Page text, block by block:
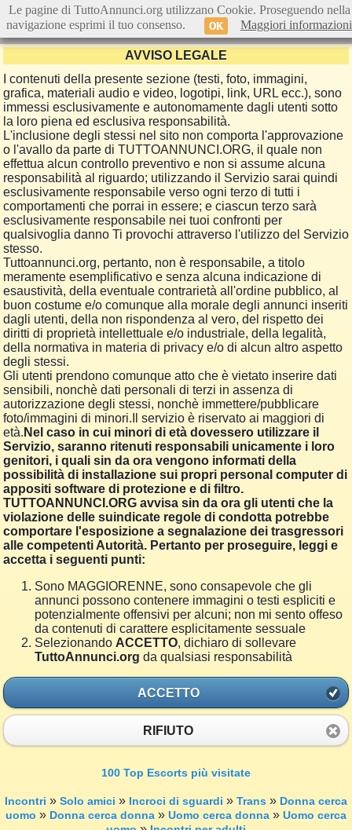
AVVISO LEGALE
I contenuti della presente sezione (testi, foto, immagini,
grafica, materiali audio e video, logotipi, link, URL ecc.), sono
immessi esclusivamente e autonomamente dagli utenti sotto
la loro piena ed esclusiva responsabilità.
L'inclusione degli stessi nel sito non comporta l'approvazione
o l'avallo da parte di TUTTOANNUNCI.ORG, il quale non
effettua alcun controllo preventivo e non si assume alcuna
responsabilità al riguardo; utilizzando il Servizio sarai quindi
esclusivamente responsabile verso ogni terzo di tutti i
comportamenti che porrai in essere; e ciascun terzo sarà
esclusivamente responsabile nei tuoi confronti per
qualsivoglia danno Ti provochi attraverso l'utilizzo del Servizio
stesso.
Tuttoannunci.org, pertanto, non è responsabile, a titolo
meramente esemplificativo e senza alcuna indicazione di
esaustività, della eventuale contrarietà all'ordine pubblico, al
buon costume e/o comunque alla morale degli annunci inseriti
dagli utenti, della non rispondenza al vero, del rispetto dei
diritti di proprietà intellettuale e/o industriale, della legalità,
della normativa in materia di privacy e/o di alcun altro aspetto
degli stessi.
Gli utenti prendono comunque atto che è vietato inserire dati
sensibili, nonchè dati personali di terzi in assenza di
autorizzazione degli stessi, nonchè immettere/pubblicare
foto/immagini di minori.Il servizio è riservato ai maggiori di
età. Nel caso in cui minori di età dovessero utilizzare il
Servizio, saranno ritenuti responsabili unicamente i loro
genitori, i quali sin da ora vengono informati della
possibilità di installazione sui propri personal computer di
appositi software di protezione e di filtro.
TUTTOANNUNCI.ORG avvisa sin da ora gli utenti che la
violazione delle suindicate regole di condotta potrebbe
comportare l'esposizione a segnalazione dei trasgressori
alle competenti Autorità. Pertanto per proseguire, leggi e
accetta i seguenti punti:
Sono MAGGIORENNE, sono consapevole che gli
annunci possono contenere immagini o testi espliciti e
potenzialmente offensivi per alcuni; non mi sento offeso
da contenuti di carattere esplicitamente sessuale
Selezionando ACCETTO, dichiaro di sollevare
TuttoAnnunci.org da qualsiasi responsabilità
ACCETTO
RIFIUTO
100 Top Escorts più visitate
Incontri » Solo amici » Incroci di sguardi » Trans » Donna cerca
uomo » Donna cerca donna » Uomo cerca donna » Uomo cerca
Le pagine di TuttoAnnunci.org utilizzano Cookie. Proseguendo nella
navigazione esprimi il tuo consenso.
OK Maggiori informazioni